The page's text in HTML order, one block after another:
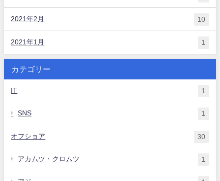
2021年2月 10
2021年1月 1
カテゴリー
IT 1
SNS 1
オフショア 30
アカムツ・クロムツ 1